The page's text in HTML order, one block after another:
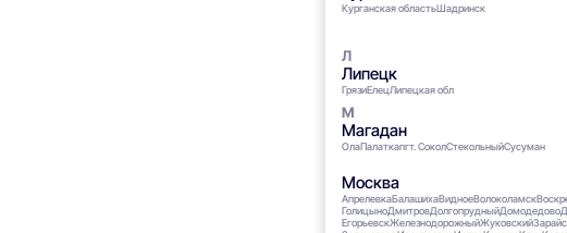
Курганская областьШадринск
Липецк
ГрязиЕлецЛипецкая обл
Магадан
ОлаПалаткапгт. СоколСтекольныйСусуман
Москва
АпрелевкаБалашихаВидноеВолоколамск
ГолицыноДмитровДолгопрудныйДомодедово
ЕгорьевскЖелезнодорожныйЖуковский